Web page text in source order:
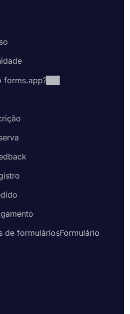
forms.app?
de formuláriosFormulário